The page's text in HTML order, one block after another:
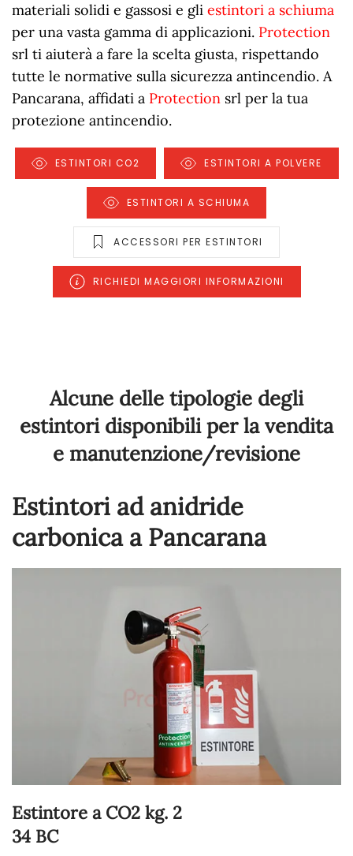
materiali solidi e gassosi e gli estintori a schiuma
per una vasta gamma di applicazioni. Protection
srl ti aiuterà a fare la scelta giusta, rispettando
tutte le normative sulla sicurezza antincendio. A
Pancarana, affidati a Protection srl per la tua
protezione antincendio.
ESTINTORI CO2 ESTINTORI A POLVERE
ESTINTORI A SCHIUMA
ACCESSORI PER ESTINTORI
RICHIEDI MAGGIORI INFORMAZIONI
Alcune delle tipologie degli
estintori disponibili per la vendita
e manutenzione/revisione
Estintori ad anidride
carbonica a Pancarana
Estintore a CO2 kg. 2
34 BC